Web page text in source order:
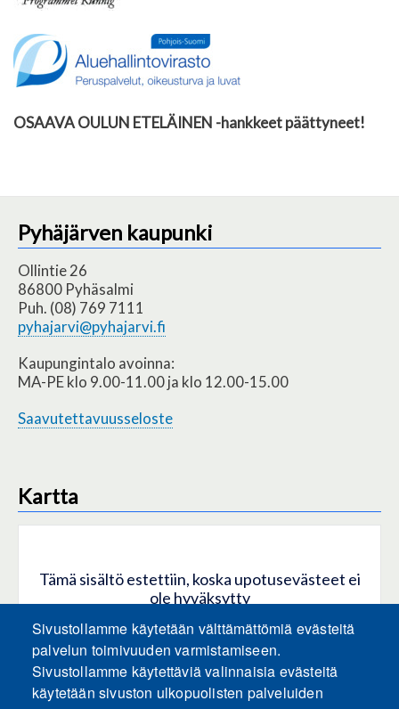
OSAAVA OULUN ETELÄINEN -hankkeet päättyneet!
Pyhäjärven kaupunki
Ollintie 26
86800 Pyhäsalmi
Puh. (08) 769 7111
pyhajarvi@pyhajarvi.fi
Kaupungintalo avoinna:
MA-PE klo 9.00-11.00 ja klo 12.00-15.00
Saavutettavuusseloste
Kartta
Tämä sisältö estettiin, koska upotusevästeet ei
ole hyväksytty
HYVÄKSY KAIKKI EVÄSTEET
Hyväksy vain upotusevästeet
Sivustollamme käytetään välttämättömiä evästeitä
palvelun toimivuuden varmistamiseen.
Sivustollamme käytettäviä valinnaisia evästeitä
käytetään sivuston ulkopuolisten palveluiden